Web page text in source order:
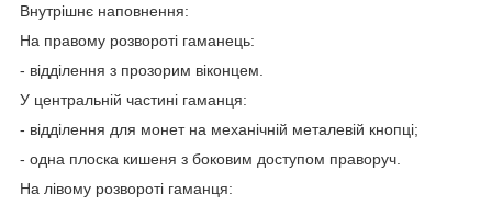
Внутрішнє наповнення:
На правому розвороті гаманець:
- відділення з прозорим віконцем.
У центральній частині гаманця:
- відділення для монет на механічній металевій кнопці;
- одна плоска кишеня з боковим доступом праворуч.
На лівому розвороті гаманця: